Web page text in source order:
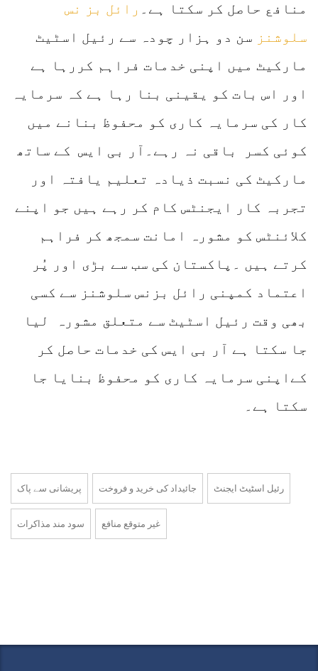
منافع حاصل کر سکتا ہے۔ رائل بز نس
سلوشنز سن دو ہزار چودہ سے رئیل اسٹیٹ
مارکیٹ میں اپنی خدمات فراہم کررہا ہے
اور اس بات کو یقینی بنا رہا ہے کہ سرمایہ
کار کی سرمایہ کاری کو محفوظ بنانے میں
کوئی کسر باقی نہ رہے۔آر بی ایس کے ساتھ
مارکیٹ کی نسبت ذیادہ تعلیم یافتہ اور
تجربہ کار ایجنٹس کام کر رہے ہیں جو اپنے
کلائنٹس کو مشورہ امانت سمجھ کر فراہم
کرتے ہیں ۔پاکستان کی سب سے بڑی اور پُر
اعتماد کمپنی رائل بزنس سلوشنز سے کسی
بھی وقت رئیل اسٹیٹ سے متعلق مشورہ لیا
جا سکتا ہے آر بی ایس کی خدمات حاصل کر
کےاپنی سرمایہ کاری کو محفوظ بنایا جا
سکتا ہے۔
پریشانی سے پاک جائیداد کی خرید و فروخت رئیل اسٹیٹ ایجنٹ
سود مند مذاکرات غیر متوقع منافع